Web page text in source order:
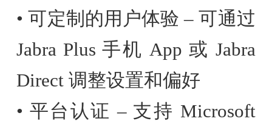
• 可定制的用户体验 – 可通过
Jabra Plus 手机 App 或 Jabra
Direct 调整设置和偏好
• 平台认证 – 支持 Microsoft